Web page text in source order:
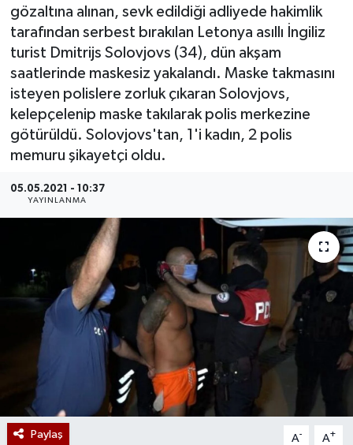
gözaltına alınan, sevk edildiği adliyede hakimlik
tarafından serbest bırakılan Letonya asıllı İngiliz
turist Dmitrijs Solovjovs (34), dün akşam
saatlerinde maskesiz yakalandı. Maske takmasını
isteyen polislere zorluk çıkaran Solovjovs,
kelepçelenip maske takılarak polis merkezine
götürüldü. Solovjovs'tan, 1'i kadın, 2 polis
memuru şikayetçi oldu.
05.05.2021 - 10:37
YAYINLANMA
Paylaş A- A+